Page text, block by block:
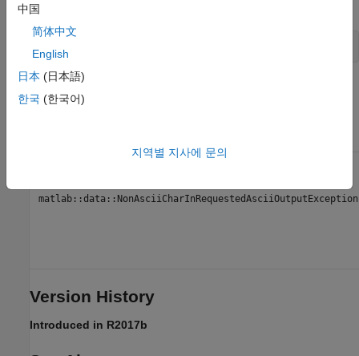
toAscii
matlab::data::NonAsciiCharInRequestedAsciiOutputException
Version History
Introduced in R2017b
中国
简体中文
English
日本 (日本語)
한국 (한국어)
지역별 지사에 문의